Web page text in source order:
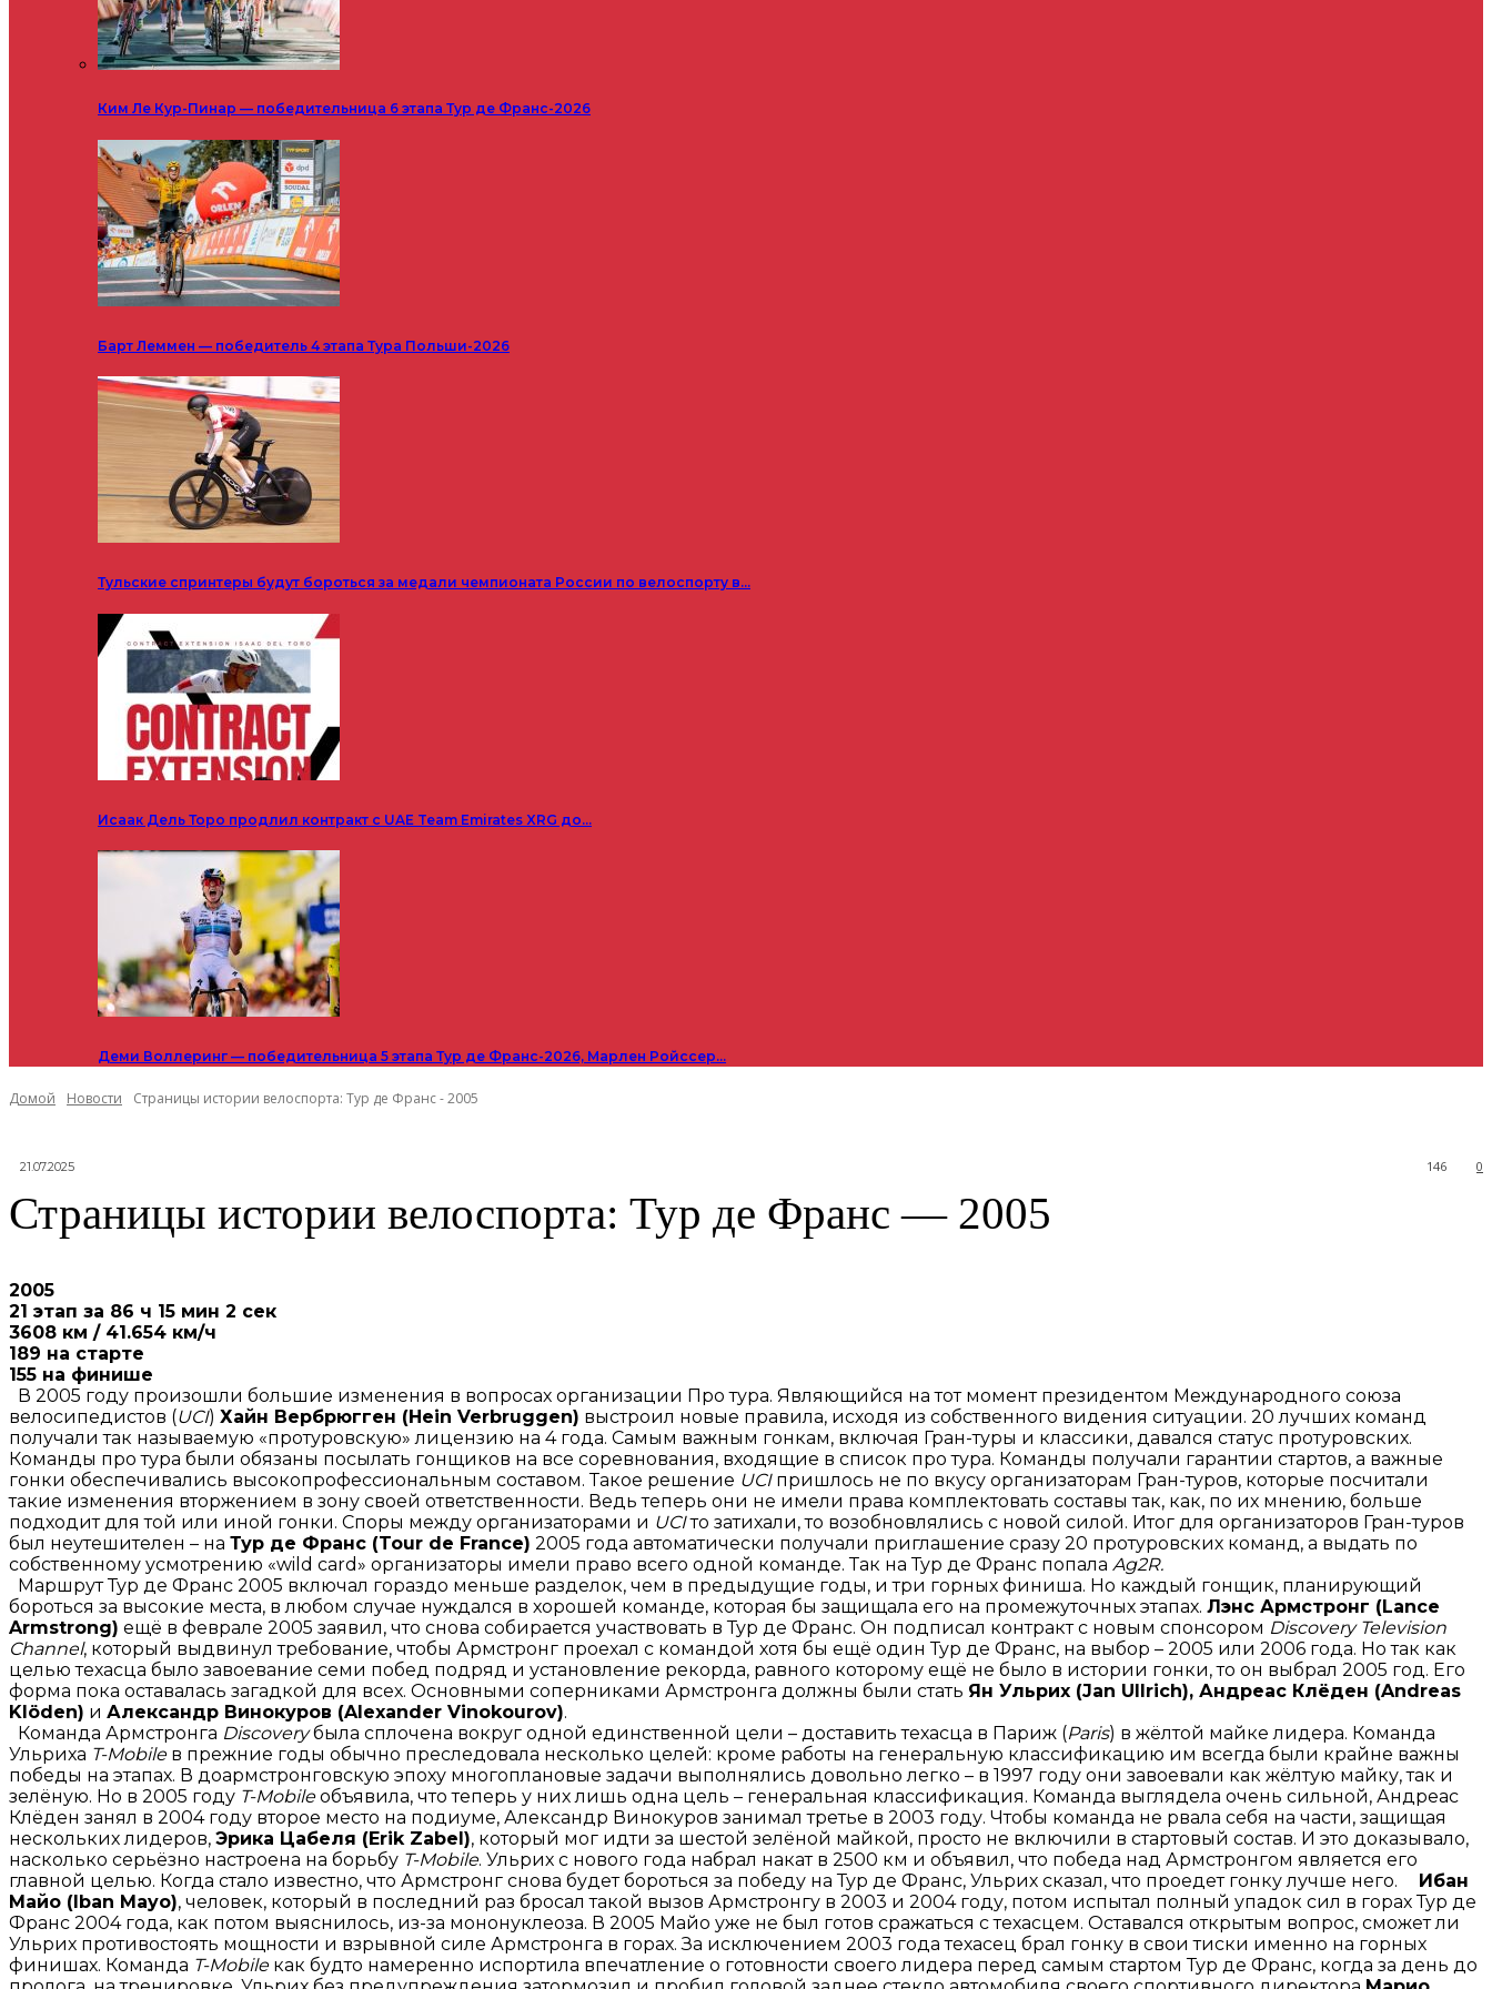
Ким Ле Кур-Пинар — победительница 6 этапа Тур де Франс-2026
Барт Леммен — победитель 4 этапа Тура Польши-2026
Тульские спринтеры будут бороться за медали чемпионата России по велоспорту в…
Исаак Дель Торо продлил контракт с UAE Team Emirates XRG до…
Деми Воллеринг — победительница 5 этапа Тур де Франс-2026, Марлен Ройссер…
Домой Новости Страницы истории велоспорта: Тур де Франс - 2005
21.07.2025 0
146
Страницы истории велоспорта: Тур де Франс — 2005
2005
21 этап за 86 ч 15 мин 2 сек
3608 км / 41.654 км/ч
189 на старте
155 на финише
В 2005 году произошли большие изменения в вопросах организации Про тура. Являющийся на тот момент президентом Международного союза
велосипедистов (UCI) Хайн Вербрюгген (Hein Verbruggen) выстроил новые правила, исходя из собственного видения ситуации. 20 лучших команд
получали так называемую «протуровскую» лицензию на 4 года. Самым важным гонкам, включая Гран-туры и классики, давался статус протуровских.
Команды про тура были обязаны посылать гонщиков на все соревнования, входящие в список про тура. Команды получали гарантии стартов, а важные
гонки обеспечивались высокопрофессиональным составом. Такое решение UCI пришлось не по вкусу организаторам Гран-туров, которые посчитали
такие изменения вторжением в зону своей ответственности. Ведь теперь они не имели права комплектовать составы так, как, по их мнению, больше
подходит для той или иной гонки. Споры между организаторами и UCIто затихали, то возобновлялись с новой силой. Итог для организаторов Гран-туров
был неутешителен – на Тур де Франс (Tour de France) 2005 года автоматически получали приглашение сразу 20 протуровских команд, а выдать по
собственному усмотрению «wild card» организаторы имели право всего одной команде. Так на Тур де Франс попала Ag2R.
Маршрут Тур де Франс 2005 включал гораздо меньше разделок, чем в предыдущие годы, и три горных финиша. Но каждый гонщик, планирующий
бороться за высокие места, в любом случае нуждался в хорошей команде, которая бы защищала его на промежуточных этапах. Лэнс Армстронг (Lance
Armstrong) ещё в феврале 2005 заявил, что снова собирается участвовать в Тур де Франс. Он подписал контракт с новым спонсором Discovery Television
Channel, который выдвинул требование, чтобы Армстронг проехал с командой хотя бы ещё один Тур де Франс, на выбор – 2005 или 2006 года. Но так как
целью техасца было завоевание семи побед подряд и установление рекорда, равного которому ещё не было в истории гонки, то он выбрал 2005 год. Его
форма пока оставалась загадкой для всех. Основными соперниками Армстронга должны были стать Ян Ульрих (Jan Ullrich), Андреас Клёден (Andreas
Klöden) и Александр Винокуров (Alexander Vinokourov).
Команда Армстронга Discoveryбыла сплочена вокруг одной единственной цели – доставить техасца в Париж (Paris) в жёлтой майке лидера. Команда
Ульриха T-Mobileв прежние годы обычно преследовала несколько целей: кроме работы на генеральную классификацию им всегда были крайне важны
победы на этапах. В доармстронговскую эпоху многоплановые задачи выполнялись довольно легко – в 1997 году они завоевали как жёлтую майку, так и
зелёную. Но в 2005 году T-Mobileобъявила, что теперь у них лишь одна цель – генеральная классификация. Команда выглядела очень сильной, Андреас
Клёден занял в 2004 году второе место на подиуме, Александр Винокуров занимал третье в 2003 году. Чтобы команда не рвала себя на части, защищая
нескольких лидеров, Эрика Цабеля (Erik Zabel), который мог идти за шестой зелёной майкой, просто не включили в стартовый состав. И это доказывало,
насколько серьёзно настроена на борьбу T-Mobile. Ульрих с нового года набрал накат в 2500 км и объявил, что победа над Армстронгом является его
главной целью. Когда стало известно, что Армстронг снова будет бороться за победу на Тур де Франс, Ульрих сказал, что проедет гонку лучше него.
Ибан
Майо (Iban Mayo), человек, который в последний раз бросал такой вызов Армстронгу в 2003 и 2004 году, потом испытал полный упадок сил в горах Тур де
Франс 2004 года, как потом выяснилось, из-за мононуклеоза. В 2005 Майо уже не был готов сражаться с техасцем. Оставался открытым вопрос, сможет ли
Ульрих противостоять мощности и взрывной силе Армстронга в горах. За исключением 2003 года техасец брал гонку в свои тиски именно на горных
финишах. Команда T-Mobileкак будто намеренно испортила впечатление о готовности своего лидера перед самым стартом Тур де Франс, когда за день до